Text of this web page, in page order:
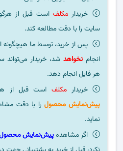
خریدارمکلف است قبل از
سایت را با دقت مطالعه کند.
پس از خرید، توسط ما هیچگونه
انجام نخواهد شد، خریدار
هر فایل انجام دهد.
خریدارمکلف است قبل از
پیش‌نمایش محصولرا با دقت
نماید.
اگر مشاهدهپیش‌نمایش